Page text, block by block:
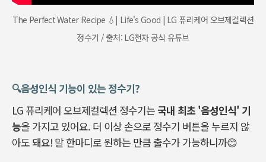
The Perfect Water Recipe 💧| Life's Good | LG 퓨리케어 오브제컬렉션
정수기 / 출처: LG전자 공식 유튜브
🔍️음성인식 기능이 있는 정수기?
LG 퓨리케어 오브제컬렉션 정수기는국내 최초 '음성인식' 기
능을 가지고 있어요. 더 이상 손으로 정수기 버튼을 누르지 않
아도 돼요! 말 한마디로 원하는 만큼 출수가 가능하니까😊